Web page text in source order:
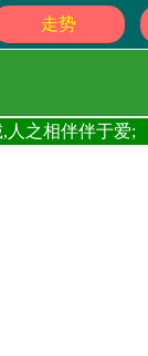
走势
人之相伴伴于爱;